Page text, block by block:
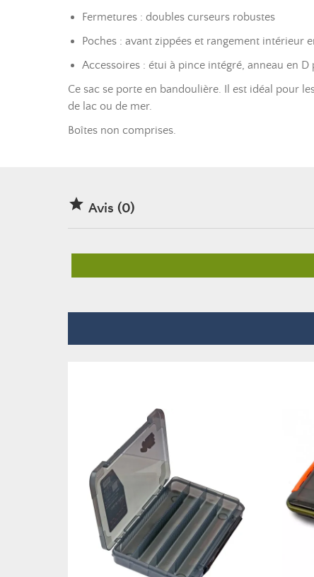
Fermetures : doubles curseurs robustes
Poches : avant zippées et rangement intérieur
Accessoires : étui à pince intégré, anneau en
Ce sac se porte en bandoulière. Il est idéal pour
de lac ou de mer.
Boîtes non comprises.
 Avis (0)